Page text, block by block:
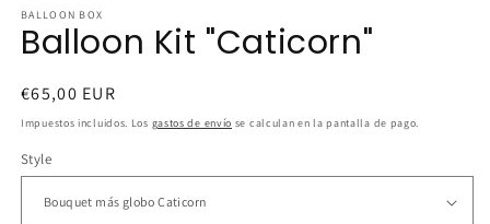
BALLOON BOX
Balloon Kit "Caticorn"
Precio
habitual
€65,00 EUR
Impuestos incluidos. Los gastos de envío se calculan en la pantalla de pago.
Style